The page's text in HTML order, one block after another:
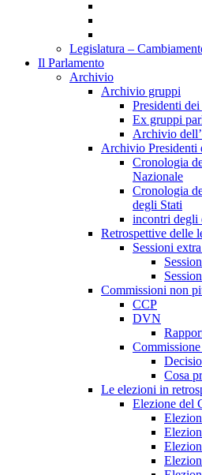
Legislatura –
Il Parlamento
Archivio
Archivio gruppi
Presidenti
Ex gruppi
Archivio
Archivio Presidenti
Cronologia
Nazionale
Cronologia
degli Stati
incontri degli
Retrospettive delle
Sessioni
Commissioni non
CCP
DVN
Cosa
Le elezioni in
Elezione del